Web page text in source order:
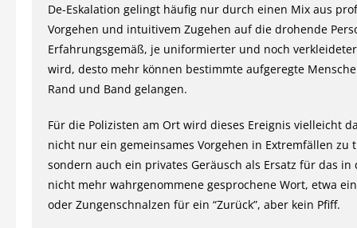
De-Eskalation gelingt häufig nur durch einen Mix aus
Vorgehen und intuitivem Zugehen auf die drohende
Erfahrungsgemäß, je uniformierter und noch
wird, desto mehr können bestimmte aufgeregte
Rand und Band gelangen.
Für die Polizisten am Ort wird dieses Ereignis vielleicht
nicht nur ein gemeinsames Vorgehen in Extremfällen zu
sondern auch ein privates Geräusch als Ersatz für das in
nicht mehr wahrgenommene gesprochene Wort, etwa
oder Zungenschnalzen für ein “Zurück”, aber kein Pfiff.